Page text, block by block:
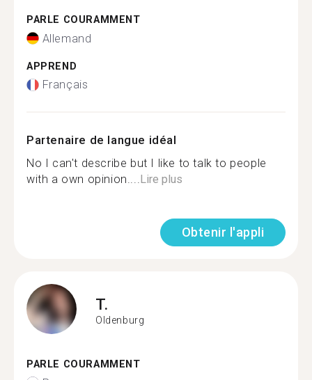
PARLE COURAMMENT
Allemand
APPREND
Français
Partenaire de langue idéal
No I can't describe but I like to talk to people
with a own opinion....Lire plus
Obtenir l'appli
T.
Oldenburg
PARLE COURAMMENT